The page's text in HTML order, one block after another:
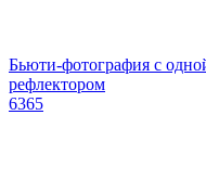
Бьюти-фотография с
рефлектором
6365